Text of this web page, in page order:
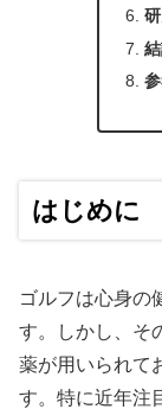
はじめに
ゴルフは心身の
す。しかし、そ
薬が用いられて
す。特に近年注